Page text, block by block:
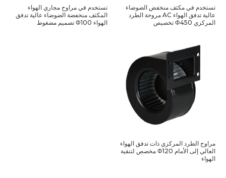
تستخدم في مكثف منخفض الضوضاء
عالية تدفق الهواء AC مروحة الطرد
المركزي Φ450 تخصيص
تستخدم في مراوح مجاري الهواء
المكثف منخفضة الضوضاء عالية تدفق
الهواء Φ100 تصميم مضغوط
مراوح الطرد المركزي ذات تدفق الهواء
العالي إلى الأمام Φ120 مخصص لتنقية
الهواء